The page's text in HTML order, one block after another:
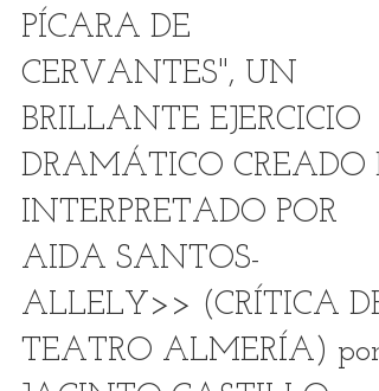
<<GRAN ÉXITO DE "LA
PÍCARA DE
CERVANTES", UN
BRILLANTE EJERCICIO
DRAMÁTICO CREADO E
INTERPRETADO POR
AIDA SANTOS-
ALLELY>> (CRÍTICA DE